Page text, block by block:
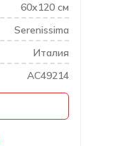
60х120 см
Serenissima
Италия
AC49214